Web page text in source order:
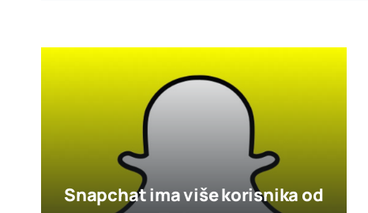
Snapchat ima više korisnika od